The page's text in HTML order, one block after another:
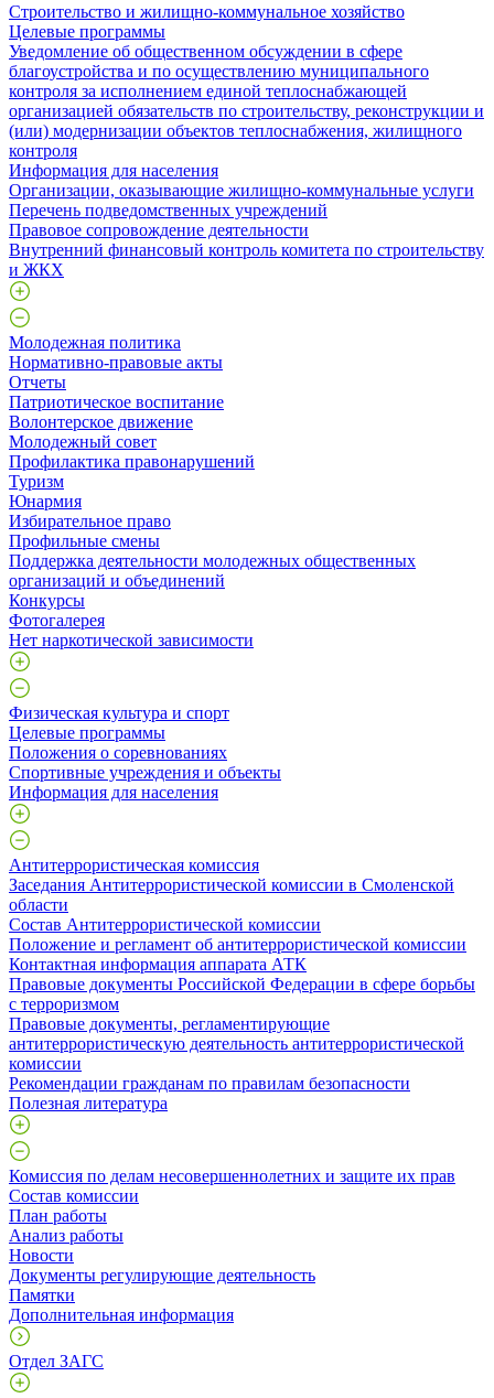
Строительство и жилищно-коммунальное хозяйство
Целевые программы
Уведомление об общественном обсуждении в сфере
благоустройства и по осуществлению муниципального
контроля за исполнением единой теплоснабжающей
организацией обязательств по строительству, реконструкции и
(или) модернизации объектов теплоснабжения, жилищного
контроля
Информация для населения
Организации, оказывающие жилищно-коммунальные услуги
Перечень подведомственных учреждений
Правовое сопровождение деятельности
Внутренний финансовый контроль комитета по строительству
и ЖКХ
Молодежная политика
Нормативно-правовые акты
Отчеты
Патриотическое воспитание
Волонтерское движение
Молодежный совет
Профилактика правонарушений
Туризм
Юнармия
Избирательное право
Профильные смены
Поддержка деятельности молодежных общественных
организаций и объединений
Конкурсы
Фотогалерея
Нет наркотической зависимости
Физическая культура и спорт
Целевые программы
Положения о соревнованиях
Спортивные учреждения и объекты
Информация для населения
Антитеррористическая комиссия
Заседания Антитеррористической комиссии в Смоленской
области
Состав Антитеррористической комиссии
Положение и регламент об антитеррористической комиссии
Контактная информация аппарата АТК
Правовые документы Российской Федерации в сфере борьбы
с терроризмом
Правовые документы, регламентирующие
антитеррористическую деятельность антитеррористической
комиссии
Рекомендации гражданам по правилам безопасности
Полезная литература
Комиссия по делам несовершеннолетних и защите их прав
Состав комиссии
План работы
Анализ работы
Новости
Документы регулирующие деятельность
Памятки
Дополнительная информация
Отдел ЗАГС